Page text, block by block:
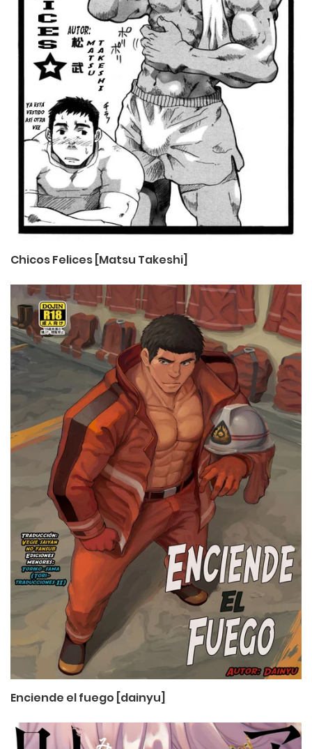
Chicos Felices [Matsu Takeshi]
Enciende el fuego [dainyu]